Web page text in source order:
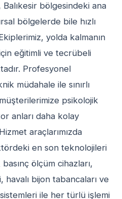
Balıkesir bölgesindeki ana
bölgelerde bile hızlı
yolda kalmanın
eğitimli ve tecrübeli
Profesyonel
müdahale ile sınırlı
psikolojik
anları daha kolay
araçlarımızda
en son teknolojileri
ölçüm cihazları,
havalı bijon tabancaları ve
ile her türlü işlemi